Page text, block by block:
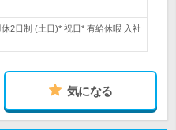
2日制 (土日)* 祝日* 有給休暇 入社
気になる